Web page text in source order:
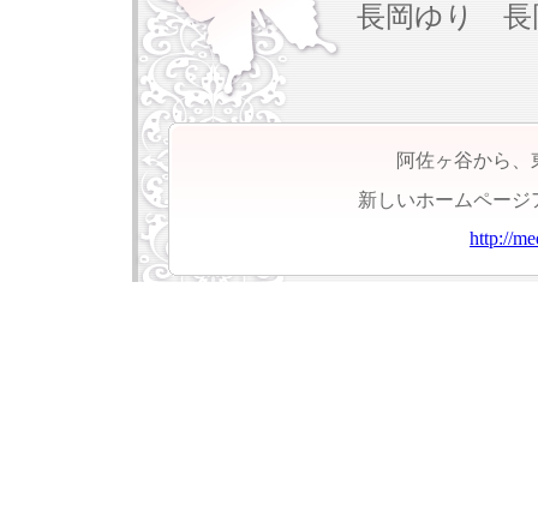
長岡ゆり 長
阿佐ヶ谷から
新しいホームペー
http://